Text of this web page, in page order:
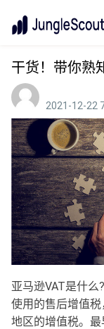
干货！带你熟
2021-12-22
亚马逊VAT是什么
使用的售后增值
地区的增值税。